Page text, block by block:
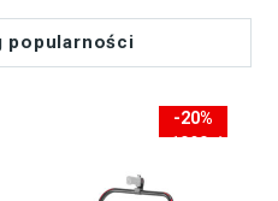
popularności
-20%
-1090zł